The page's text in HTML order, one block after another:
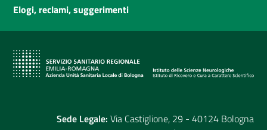
Elogi, reclami, suggerimenti
Sede Legale: Via Castiglione, 29 - 40124 Bologna